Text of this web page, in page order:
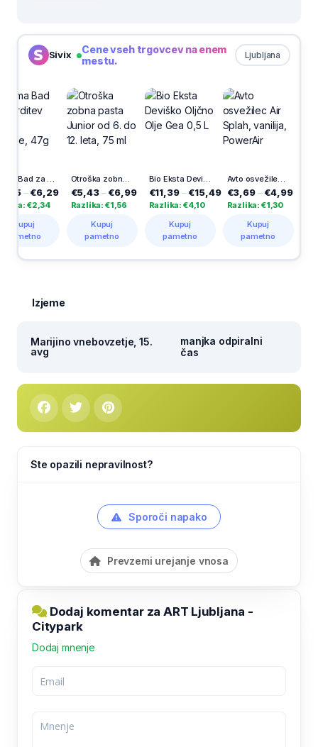
Sivix Ljubljana
Cene vseh trgovcev na enem
mestu.
Krema Bad za pritrditev zobne proteze, 47g Otroška zobna pasta Junior od 6. do 12. leta, 75 ml
€5,43 –€6,99
Razlika: €1,56
pametno
Bio Eksta Deviško Oljčno Olje Gea 0,5 L
€11,39 –€15,49
Razlika: €4,10
pametno
Avto osvežilec Air Splah, vanilija, PowerAir
€3,69 –€4,99
Razlika: €1,30
pametno
€2,59
Razlika:
Izjeme
Marijino vnebovzetje, 15.
avg
manjka odpiralni
čas
Ste opazili nepravilnost?
Sporoči napako
Prevzemi urejanje vnosa
Dodaj komentar za ART Ljubljana -
Citypark
Dodaj mnenje